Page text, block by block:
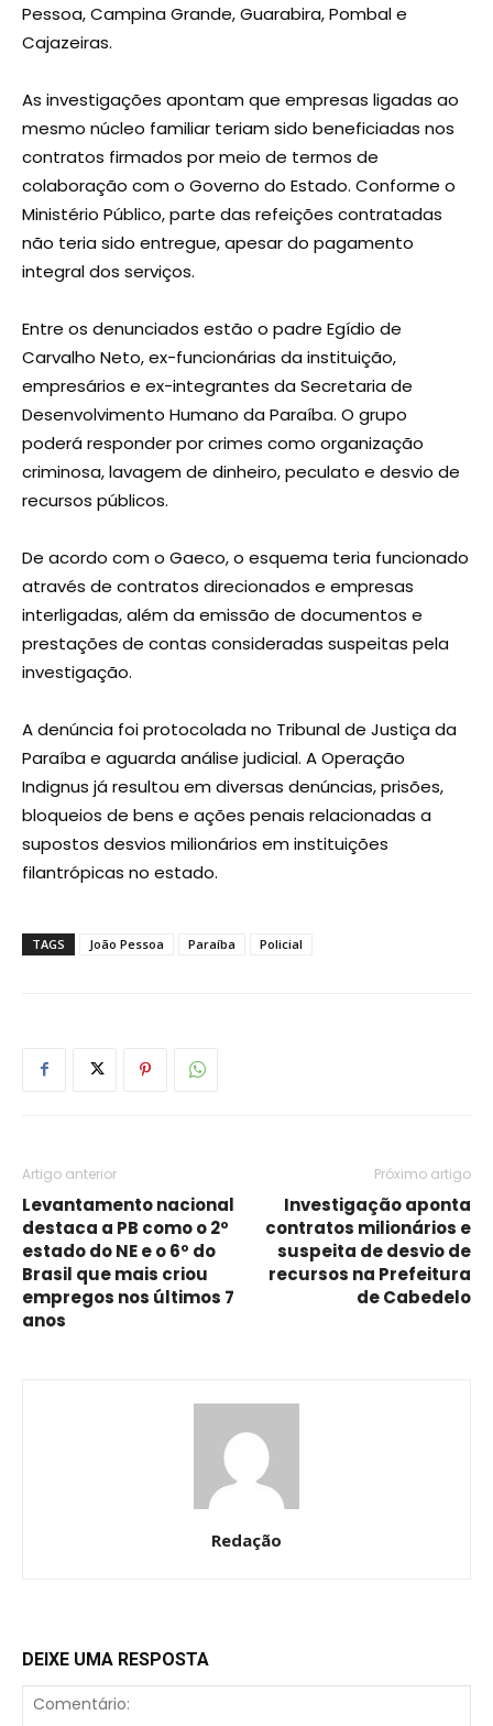
Pessoa, Campina Grande, Guarabira, Pombal e
Cajazeiras.
As investigações apontam que empresas ligadas ao
mesmo núcleo familiar teriam sido beneficiadas nos
contratos firmados por meio de termos de
colaboração com o Governo do Estado. Conforme o
Ministério Público, parte das refeições contratadas
não teria sido entregue, apesar do pagamento
integral dos serviços.
Entre os denunciados estão o padre Egídio de
Carvalho Neto, ex-funcionárias da instituição,
empresários e ex-integrantes da Secretaria de
Desenvolvimento Humano da Paraíba. O grupo
poderá responder por crimes como organização
criminosa, lavagem de dinheiro, peculato e desvio de
recursos públicos.
De acordo com o Gaeco, o esquema teria funcionado
através de contratos direcionados e empresas
interligadas, além da emissão de documentos e
prestações de contas consideradas suspeitas pela
investigação.
A denúncia foi protocolada no Tribunal de Justiça da
Paraíba e aguarda análise judicial. A Operação
Indignus já resultou em diversas denúncias, prisões,
bloqueios de bens e ações penais relacionadas a
supostos desvios milionários em instituições
filantrópicas no estado.
TAGS João Pessoa Paraíba Policial
Artigo anterior
Levantamento nacional
destaca a PB como o 2º
estado do NE e o 6º do
Brasil que mais criou
empregos nos últimos 7
anos
Próximo artigo
Investigação aponta
contratos milionários e
suspeita de desvio de
recursos na Prefeitura
de Cabedelo
Redação
DEIXE UMA RESPOSTA